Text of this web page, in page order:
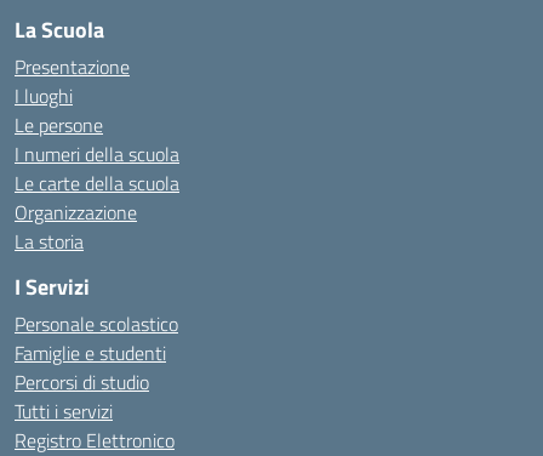
La Scuola
Presentazione
I luoghi
Le persone
I numeri della scuola
Le carte della scuola
Organizzazione
La storia
I Servizi
Personale scolastico
Famiglie e studenti
Percorsi di studio
Tutti i servizi
Registro Elettronico